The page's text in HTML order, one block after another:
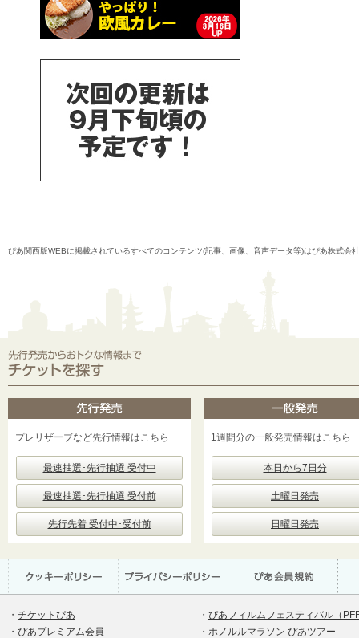
ぴあ関西版WEBに掲載されているすべてのコンテンツ(記事、画像、音声データ等)はぴあ株式会
プレリザーブなど先行情報はこちら
最速抽選･先行抽選 受付中
最速抽選･先行抽選 受付前
先行先着 受付中･受付前
1週間分の一般発売情報はこちら
本日から7日分
土曜日発売
日曜日発売
・ チケットぴあ
・ ぴあプレミアム会員
・ ぴあフィルムフェスティバル（
・ ホノルルマラソン ぴあツアー